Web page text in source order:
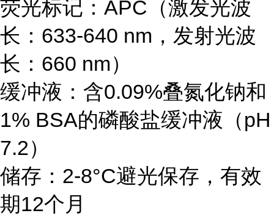
荧光标记：APC（激发光波
长：633-640 nm，发射光波
长：660 nm）
缓冲液：含0.09%叠氮化钠和
1% BSA的磷酸盐缓冲液（pH
7.2）
储存：2-8°C避光保存，有效
期12个月